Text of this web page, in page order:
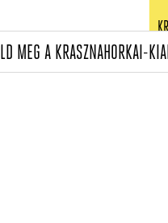
MEG A KRASZNAHORKAI-